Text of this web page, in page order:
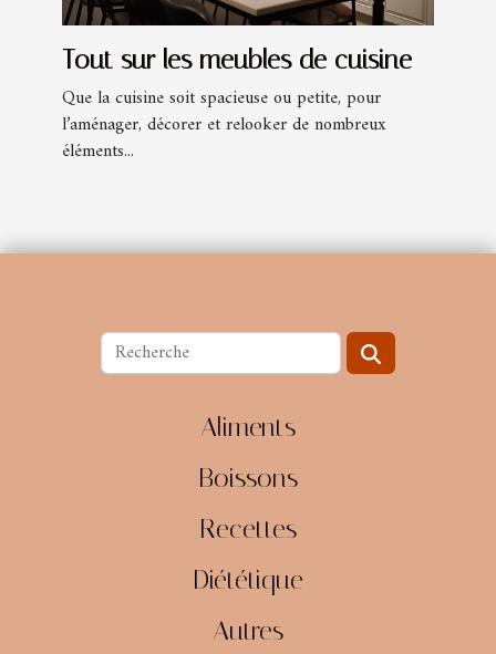
Tout sur les meubles de cuisine
Que la cuisine soit spacieuse ou petite, pour
l’aménager, décorer et relooker de nombreux
éléments...
Aliments
Boissons
Recettes
Diététique
Autres